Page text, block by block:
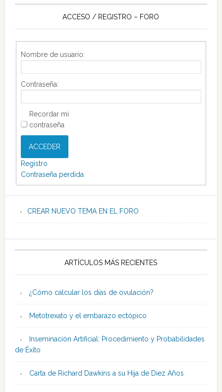
ACCESO / REGISTRO – FORO
Nombre de usuario:
Contraseña:
Recordar mi
contraseña
ACCEDER
Registro
Contraseña perdida
CREAR NUEVO TEMA EN EL FORO
ARTÍCULOS MÁS RECIENTES
¿Cómo calcular los días de ovulación?
Metotrexato y el embarazo ectópico
Inseminación Artificial: Procedimiento y Probabilidades
de Éxito
Carta de Richard Dawkins a su Hija de Diez Años